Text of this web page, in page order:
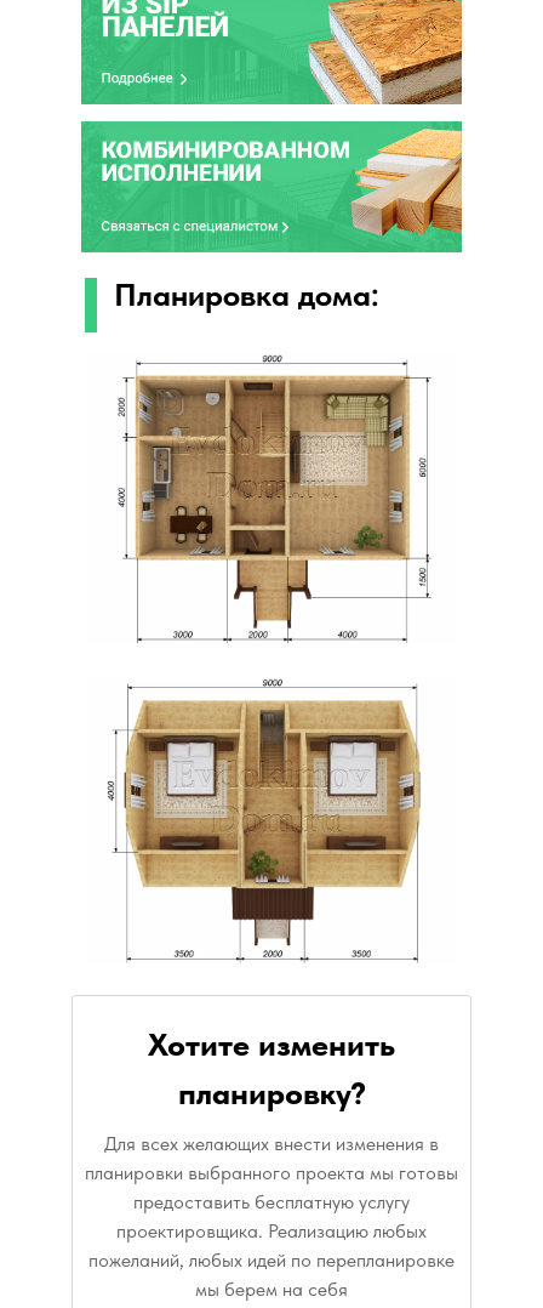
Планировка дома:
Хотите изменить
планировку?
Для всех желающих внести изменения в
планировки выбранного проекта мы готовы
предоставить бесплатную услугу
проектировщика. Реализацию любых
пожеланий, любых идей по перепланировке
мы берем на себя